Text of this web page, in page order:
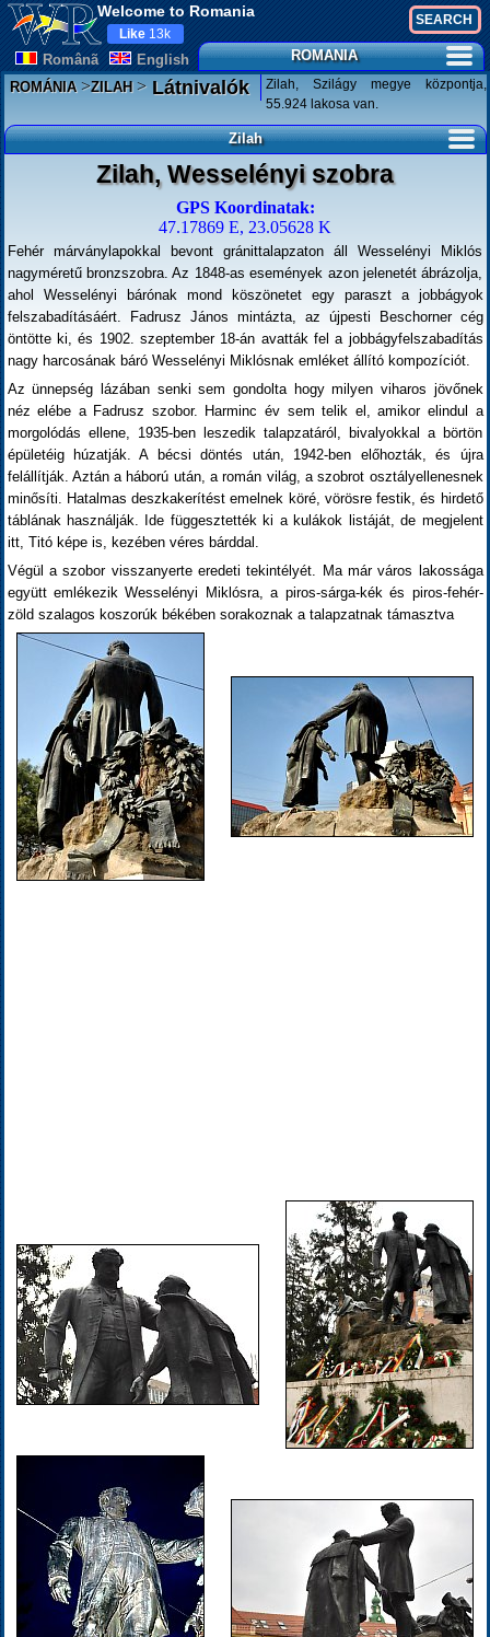
Welcome to Romania
Românã English
Like 13k
ROMANIA
ROMÁNIA>ZILAH>Látnivalók
Zilah, Szilágy megye központja,
55.924 lakosa van.
Zilah
Zilah, Wesselényi szobra
GPS Koordinatak:
47.17869 E, 23.05628 K
Fehér márványlapokkal bevont gránittalapzaton áll Wesselényi Miklós
nagyméretű bronzszobra. Az 1848-as események azon jelenetét ábrázolja,
ahol Wesselényi bárónak mond köszönetet egy paraszt a jobbágyok
felszabadításáért. Fadrusz János mintázta, az újpesti Beschorner cég
öntötte ki, és 1902. szeptember 18-án avatták fel a jobbágyfelszabadítás
nagy harcosának báró Wesselényi Miklósnak emléket állító kompozíciót.
Az ünnepség lázában senki sem gondolta hogy milyen viharos jövőnek
néz elébe a Fadrusz szobor. Harminc év sem telik el, amikor elindul a
morgolódás ellene, 1935-ben leszedik talapzatáról, bivalyokkal a börtön
épületéig húzatják. A bécsi döntés után, 1942-ben előhozták, és újra
felállítják. Aztán a háború után, a román világ, a szobrot osztályellenesnek
minősíti. Hatalmas deszkakerítést emelnek köré, vörösre festik, és hirdető
táblának használják. Ide függesztették ki a kulákok listáját, de megjelent
itt, Titó képe is, kezében véres bárddal.
Végül a szobor visszanyerte eredeti tekintélyét. Ma már város lakossága
együtt emlékezik Wesselényi Miklósra, a piros-sárga-kék és piros-fehér-
zöld szalagos koszorúk békében sorakoznak a talapzatnak támasztva